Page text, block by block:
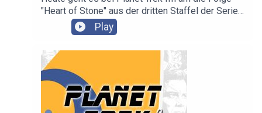
"Heart of Stone" aus der dritten Staffel der Serie
"Star Trek: Deep Space Nine". Es diskutieren
Claudia Kern und Björn Sülter.
Play